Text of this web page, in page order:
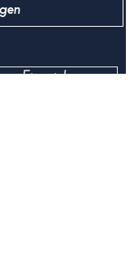
Einreichen